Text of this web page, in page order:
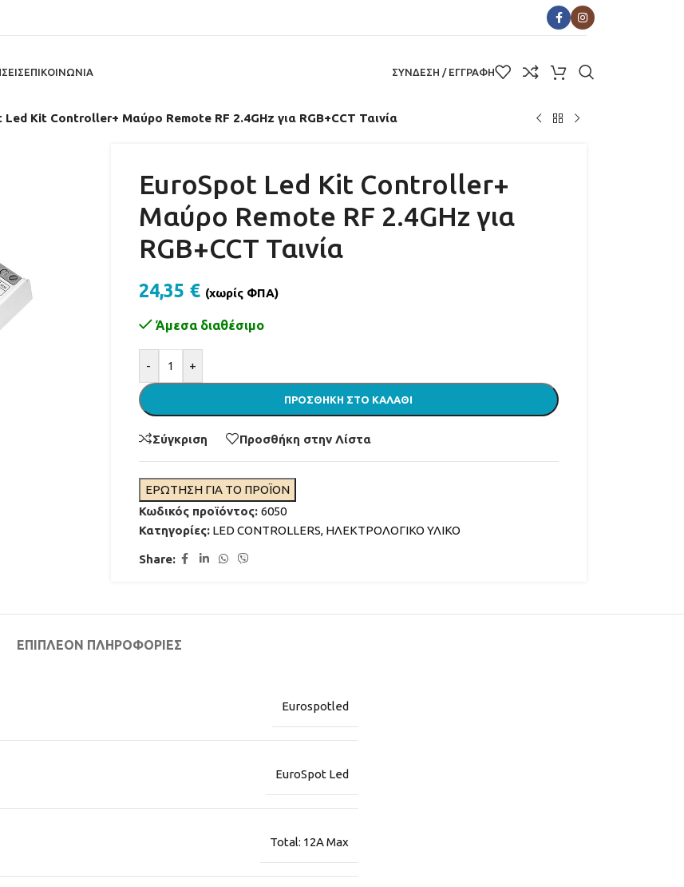
ΓΙΑ ΣΥΝΤΡΙΒΑΝΙ
ΕΠΙΚΟΙΝΩΝΙΑ ΣΥΝΔΕΣΗ / ΕΓΓΡΑΦΗ
Led Kit Controller+ Μαύρο Remote RF 2.4GHz για RGB+CCT Ταινία
EuroSpot Led Kit Controller+
Μαύρο Remote RF 2.4GHz για
RGB+CCT Ταινία
24,35 € (χωρίς ΦΠΑ)
Άμεσα διαθέσιμο
- +
ΠΡΟΣΘΉΚΗ ΣΤΟ ΚΑΛΆΘΙ
Σύγκριση Προσθήκη στην Λίστα
ΕΡΩΤΗΣΗ ΓΙΑ ΤΟ ΠΡΟΪΟΝ
Κωδικός προϊόντος: 6050
Κατηγορίες: LED CONTROLLERS, ΗΛΕΚΤΡΟΛΟΓΙΚΟ ΥΛΙΚΟ
Share:
ΕΠΙΠΛΈΟΝ ΠΛΗΡΟΦΟΡΊΕΣ
Eurospotled
EuroSpot Led
Total: 12A Max